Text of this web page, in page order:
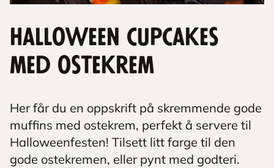
Halloween cupcakes
med ostekrem
Her får du en oppskrift på skremmende gode
muffins med ostekrem, perfekt å servere til
Halloweenfesten! Tilsett litt farge til den
gode ostekremen, eller pynt med godteri.